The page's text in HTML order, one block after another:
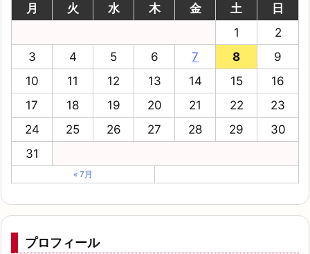
月
火 水 木 金 土
日
1
2
3
4 5 6 7 8
9
10
11 12 13 14 15
16
17
18 19 20 21 22
23
24
25 26 27 28 29
30
31
« 7月
プロフィール